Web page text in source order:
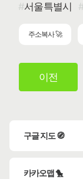
서울특별시
주소복사 🚀
이전
구글 지도 🧭
카카오맵 🐤